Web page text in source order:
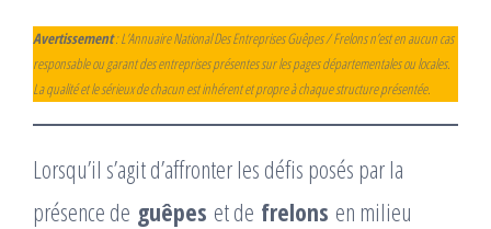
Avertissement: L’Annuaire National Des Entreprises Guêpes / Frelons n’est en aucun cas
responsable ou garant des entreprises présentes sur les pages départementales ou locales.
La qualité et le sérieux de chacun est inhérent et propre à chaque structure présentée.
Lorsqu’il s’agit d’affronter les défis posés par la
présence de guêpes et de frelons en milieu